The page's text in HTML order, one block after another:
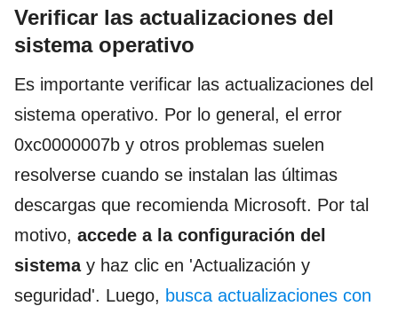
Verificar las actualizaciones del
sistema operativo
Es importante verificar las actualizaciones del
sistema operativo. Por lo general, el error
0xc0000007b y otros problemas suelen
resolverse cuando se instalan las últimas
descargas que recomienda Microsoft. Por tal
motivo, accede a la configuración del
sistemay haz clic en 'Actualización y
seguridad'. Luego, busca actualizaciones con